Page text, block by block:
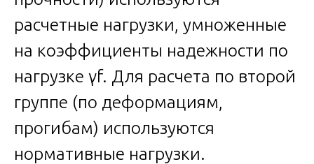
расчетные нагрузки, умноженные
на коэффициенты надежности по
нагрузке γf. Для расчета по второй
группе (по деформациям,
прогибам) используются
нормативные нагрузки.